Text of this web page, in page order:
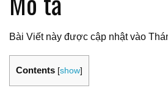
Bài Viết này được cập nhật vào
Contents [show]